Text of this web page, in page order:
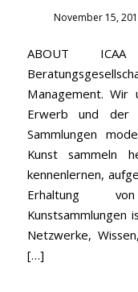
November 15,
ABOUT
Management. Wir
Erwerb und der
Sammlungen
Kunst sammeln
kennenlernen,
Erhaltung
Kunstsammlungen
Netzwerke,
[…]